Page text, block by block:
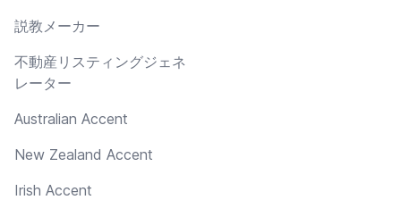
説教メーカー
不動産リスティングジェネ
レーター
Australian Accent
New Zealand Accent
Irish Accent